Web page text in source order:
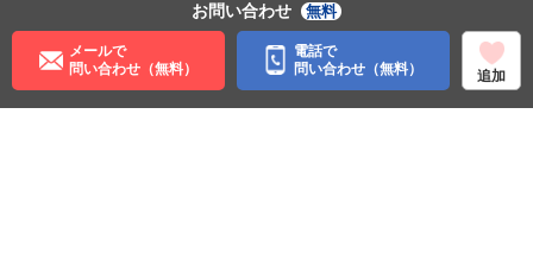
90,000円 礼
32,000円
荒子川公園駅 徒歩14分
愛知県名古屋市港区入場２
46㎡
港北駅
愛知県名
お問い合わせ 無料
メールで
問い合わせ（無料）
電話で
問い合わせ（無料）
追加